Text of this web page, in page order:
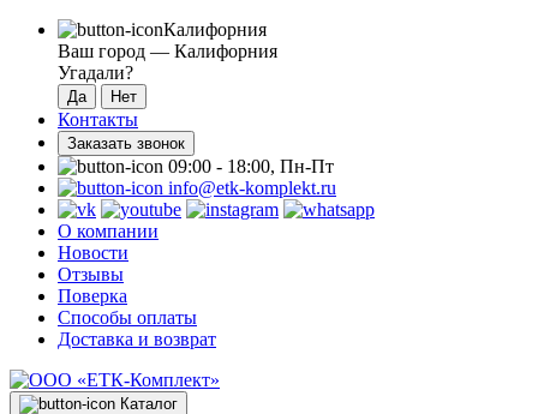
Калифорния
Ваш город — Калифорния
Угадали?
Контакты
Заказать звонок
09:00 - 18:00, Пн-Пт
info@etk-komplekt.ru
О компании
Новости
Отзывы
Поверка
Способы оплаты
Доставка и возврат
Каталог